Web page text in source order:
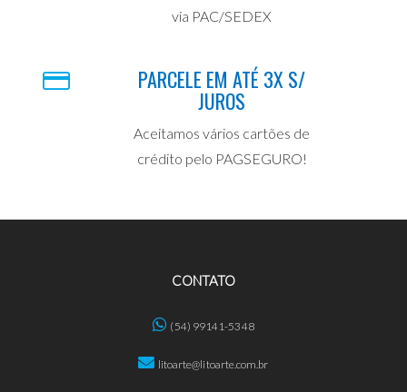
via PAC/SEDEX
PARCELE EM ATÉ 3X S/
JUROS
Aceitamos vários cartões de
crédito pelo PAGSEGURO!
CONTATO
(54) 99141-5348
litoarte@litoarte.com.br